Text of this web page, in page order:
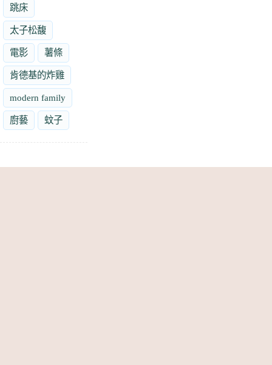
跳床
太子松馥
電影 薯條
肯德基的炸雞
modern family
廚藝 蚊子